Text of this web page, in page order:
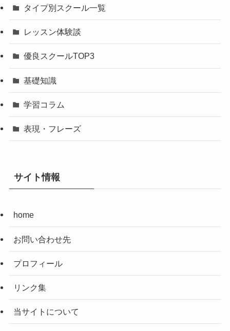
タイプ別スクール一覧
レッスン体験談
優良スクールTOP3
基礎知識
学習コラム
表現・フレーズ
サイト情報
home
お問い合わせ先
プロフィール
リンク集
当サイトについて